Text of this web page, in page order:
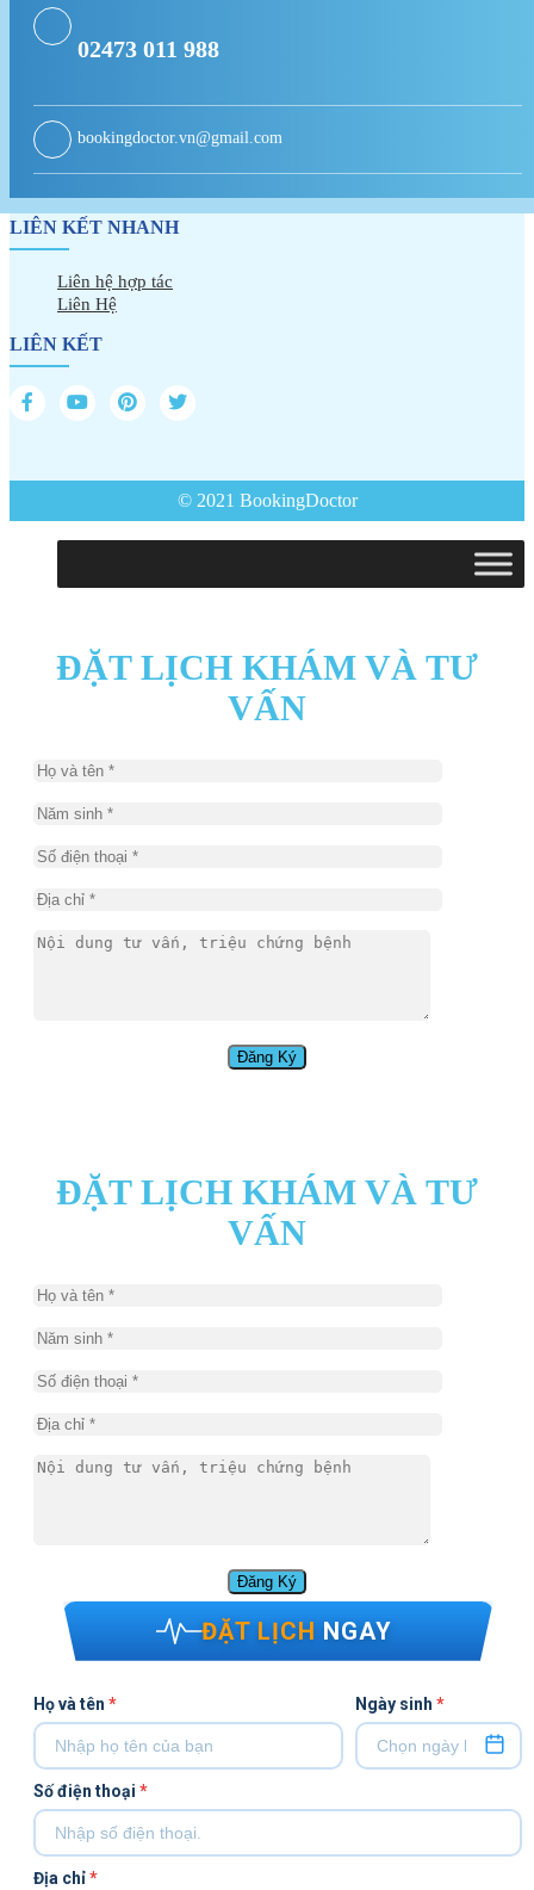
02473 011 988
bookingdoctor.vn@gmail.com
LIÊN KẾT NHANH
Liên hệ hợp tác
Liên Hệ
LIÊN KẾT
© 2021 BookingDoctor
ĐẶT LỊCH KHÁM VÀ TƯ
VẤN
ĐẶT LỊCH KHÁM VÀ TƯ
VẤN
ĐẶT LỊCH NGAY
Họ và tên * Ngày sinh*
Số điện thoại *
Địa chỉ*